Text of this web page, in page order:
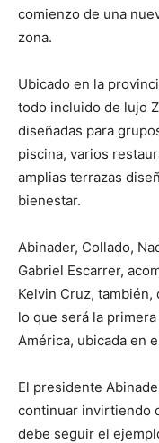
comienzo de una
zona.
Ubicado en la
todo incluido de lujo
diseñadas para
piscina, varios
amplias terrazas
bienestar.
Abinader, Collado,
Gabriel Escarrer,
Kelvin Cruz,
lo que será la primera
América, ubicada en
El presidente
continuar invirtiendo
debe seguir el